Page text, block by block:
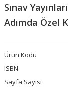
Sınav
Adımda Özel
Ürün Kodu
ISBN
Sayfa Sayısı